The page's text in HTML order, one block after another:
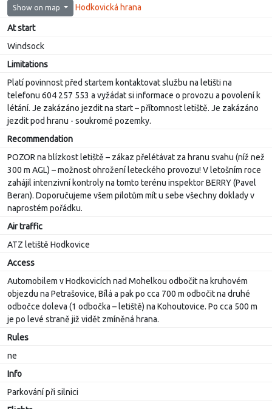
Show on map Hodkovická hrana
At start
Windsock
Limitations
Platí povinnost před startem kontaktovat službu na letišti na
telefonu 604 257 553 a vyžádat si informace o provozu a povolení k
létání. Je zakázáno jezdit na start – přítomnost letiště. Je zakázáno
jezdit pod hranu - soukromé pozemky.
Recommendation
POZOR na blízkost letiště – zákaz přelétávat za hranu svahu (níž než
300 m AGL) – možnost ohrožení leteckého provozu! V letošním roce
zahájil intenzivní kontroly na tomto terénu inspektor BERRY (Pavel
Beran). Doporučujeme všem pilotům mít u sebe všechny doklady v
naprostém pořádku.
Air traffic
ATZ letiště Hodkovice
Access
Automobilem v Hodkovicích nad Mohelkou odbočit na kruhovém
objezdu na Petrašovice, Bílá a pak po cca 700 m odbočit na druhé
odbočce doleva (1 odbočka – letiště) na Kohoutovice. Po cca 500 m
je po levé straně již vidět zmíněná hrana.
Rules
ne
Info
Parkování při silnici